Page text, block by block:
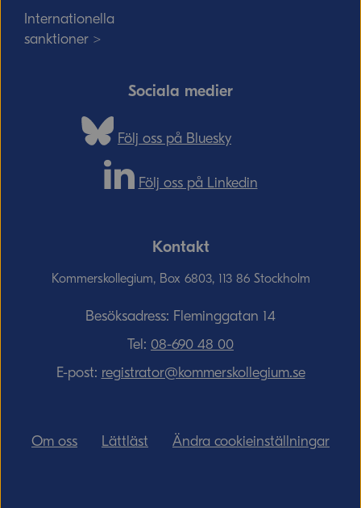
Internationella
sanktioner >
Sociala medier
Följ oss på Bluesky
Följ oss på Linkedin
Kontakt
Kommerskollegium, Box 6803, 113 86 Stockholm
Besöksadress: Fleminggatan 14
Tel: 08-690­ 48­ 00
E-post: registrator@kommerskollegium.se
Om oss Lättläst Ändra cookieinställningar